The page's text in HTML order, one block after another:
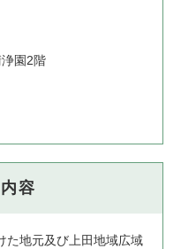
園2階
容
た地元及び上田地域広域